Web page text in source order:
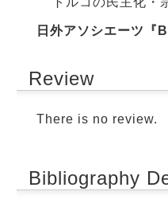
日外アソシエーツ『
Review
There is no review.
Bibliography